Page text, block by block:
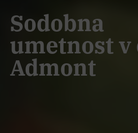
Sodobna
umetnost
Admont